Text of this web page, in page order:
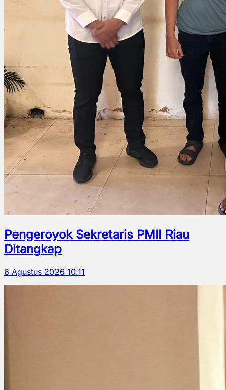
Pengeroyok Sekretaris PMII Riau
Ditangkap
6 Agustus 2026 10.11